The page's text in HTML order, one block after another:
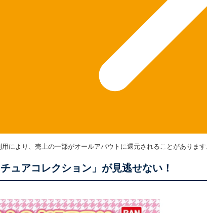
により、売上の一部がオールアバウトに還元されることがあります
ュアコレクション」が見逃せない！